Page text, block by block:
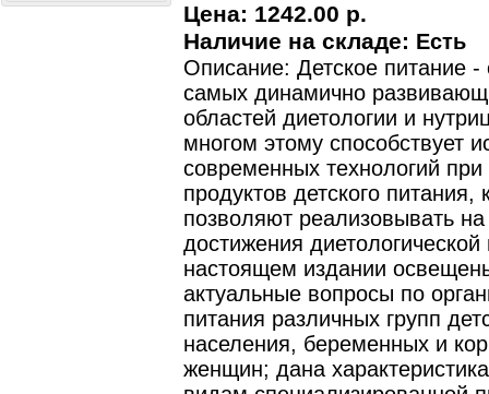
Цена: 1242.00 р.
Наличие на складе: Есть
Описание: Детское питание -
самых динамично
областей диетологии и
многом этому способствует
современных технологий при
продуктов детского питания,
позволяют реализовывать на
достижения диетологической
настоящем издании
актуальные вопросы по
питания различных групп
населения, беременных и
женщин; дана